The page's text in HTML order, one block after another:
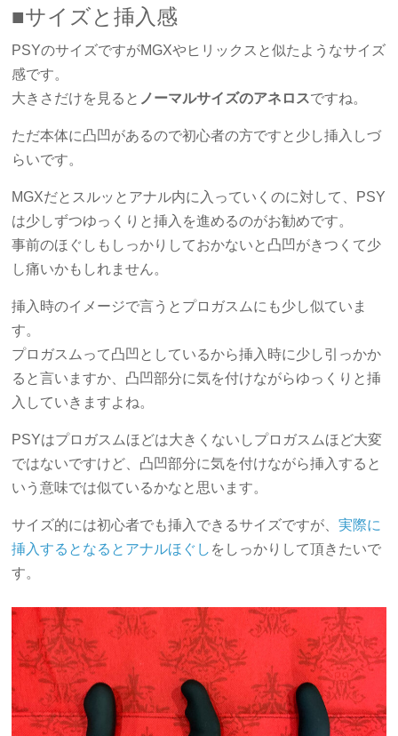
■サイズと挿入感
PSYのサイズですがMGXやヒリックスと似たようなサイズ
感です。
大きさだけを見ると ノーマルサイズのアネロスですね。
ただ本体に凸凹があるので初心者の方ですと少し挿入しづ
らいです。
MGXだとスルッとアナル内に入っていくのに対して、PSY
は少しずつゆっくりと挿入を進めるのがお勧めです。
事前のほぐしもしっかりしておかないと凸凹がきつくて少
し痛いかもしれません。
挿入時のイメージで言うとプロガスムにも少し似ていま
す。
プロガスムって凸凹としているから挿入時に少し引っかか
ると言いますか、凸凹部分に気を付けながらゆっくりと挿
入していきますよね。
PSYはプロガスムほどは大きくないしプロガスムほど大変
ではないですけど、凸凹部分に気を付けながら挿入すると
いう意味では似ているかなと思います。
サイズ的には初心者でも挿入できるサイズですが、実際に
挿入するとなるとアナルほぐし をしっかりして頂きたいで
す。